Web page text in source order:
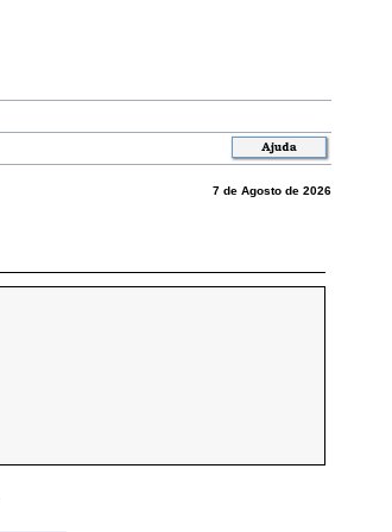
7 de Agosto de 2026